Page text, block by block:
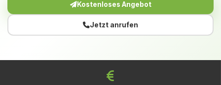
Kostenloses Angebot
Jetzt anrufen